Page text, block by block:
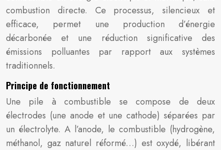
combustion directe. Ce processus, silencieux et
efficace, permet une production d’énergie
décarbonée et une réduction significative des
émissions polluantes par rapport aux systèmes
traditionnels.
Principe de fonctionnement
Une pile à combustible se compose de deux
électrodes (une anode et une cathode) séparées par
un électrolyte. A l’anode, le combustible (hydrogène,
méthanol, gaz naturel réformé…) est oxydé, libérant